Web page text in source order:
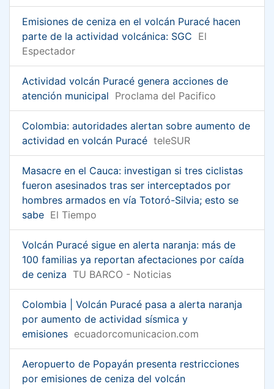
Emisiones de ceniza en el volcán Puracé hacen
parte de la actividad volcánica: SGC El
Espectador
Actividad volcán Puracé genera acciones de
atención municipal Proclama del Pacifico
Colombia: autoridades alertan sobre aumento de
actividad en volcán Puracé teleSUR
Masacre en el Cauca: investigan si tres ciclistas
fueron asesinados tras ser interceptados por
hombres armados en vía Totoró-Silvia; esto se
sabe El Tiempo
Volcán Puracé sigue en alerta naranja: más de
100 familias ya reportan afectaciones por caída
de ceniza TU BARCO - Noticias
Colombia | Volcán Puracé pasa a alerta naranja
por aumento de actividad sísmica y
emisiones ecuadorcomunicacion.com
Aeropuerto de Popayán presenta restricciones
por emisiones de ceniza del volcán